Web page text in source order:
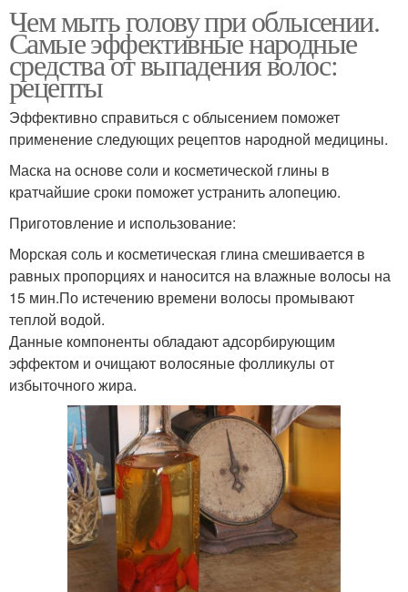
Чем мыть голову при облысении.
Самые эффективные народные
средства от выпадения волос:
рецепты
Эффективно справиться с облысением поможет
применение следующих рецептов народной медицины.
Маска на основе соли и косметической глины в
кратчайшие сроки поможет устранить алопецию.
Приготовление и использование:
Морская соль и косметическая глина смешивается в
равных пропорциях и наносится на влажные волосы на
15 мин.По истечению времени волосы промывают
теплой водой.
Данные компоненты обладают адсорбирующим
эффектом и очищают волосяные фолликулы от
избыточного жира.